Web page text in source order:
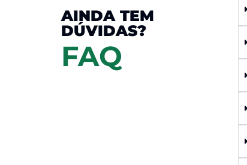
AINDA TEM
DÚVIDAS?
FAQ